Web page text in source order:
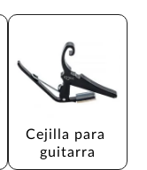
Cejilla para
guitarra